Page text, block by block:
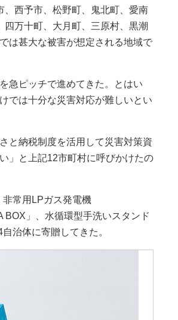
西予市、松野町、鬼北町、愛南
万十町、大月町、三原村、黒潮
は甚大な被害が想定される地域で
急ピッチで進めてきた。とはい
では十分な災害対応が難しいとい
と納税制度を活用して災害対策資
」と上記12市町村に呼びかけたの
常用LPガス発電機
BOX」、水循環型手洗いスタンド
治体に寄贈してきた。